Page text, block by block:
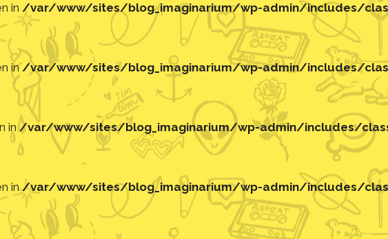
in /var/www/sites/blog_imaginarium/wp-admin/includes/
in/var/www/sites/blog_imaginarium/wp-admin/includes/
in/var/www/sites/blog_imaginarium/wp-admin/includes/
in/var/www/sites/blog_imaginarium/wp-admin/includes/